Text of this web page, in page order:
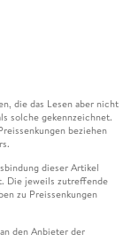
die das Lesen aber nicht
solche gekennzeichnet.
beziehen
dieser Artikel
Die jeweils zutreffende
zu Preissenkungen
den Anbieter der